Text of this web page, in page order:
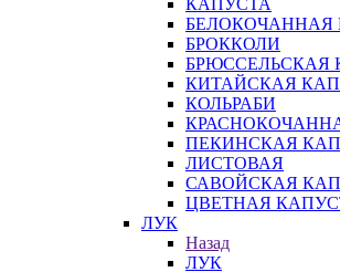
КАПУСТА
БЕЛОКОЧАННАЯ
БРОККОЛИ
БРЮССЕЛЬСКАЯ
КИТАЙСКАЯ
КОЛЬРАБИ
ПЕКИНСКАЯ
ЛИСТОВАЯ
САВОЙСКАЯ
ЦВЕТНАЯ
ЛУК
Назад
ЛУК